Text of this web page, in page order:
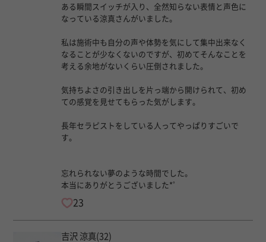
ある瞬間スイッチが入り、全然知らない表情と声色に
なっている涼真さんがいました。
私は施術中も自分の声や体勢を気にして集中出来なく
なることが少なくないのですが、初めてそんなことを
考える余地がないくらい圧倒されました。
気持ちよさの引き出しを片っ端から開けられて、初め
ての感覚を見せてもらった気がします。
長年セラピストをしている人ってやっぱりすごいで
す。
忘れられない夢のような時間でした。
本当にありがとうございました*゜
23
吉沢 涼真(32)